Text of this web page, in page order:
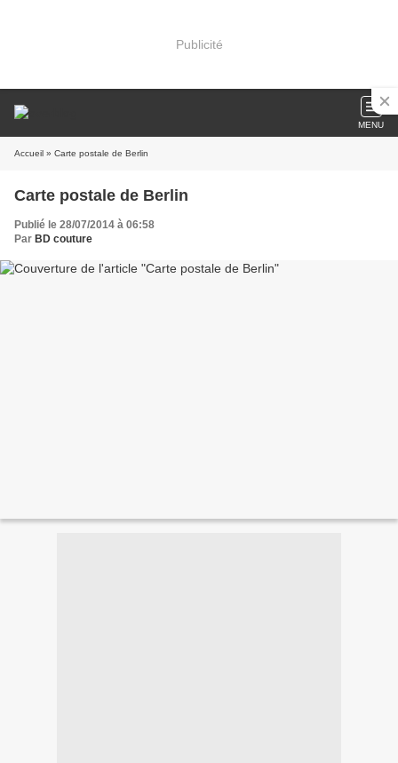
Publicité
MENU
Accueil » Carte postale de Berlin
Carte postale de Berlin
Publié le 28/07/2014 à 06:58
Par BD couture